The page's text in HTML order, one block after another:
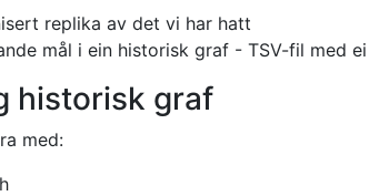
replika av det vi har hatt
mål i ein historisk graf - TSV-fil med
historisk graf
med: